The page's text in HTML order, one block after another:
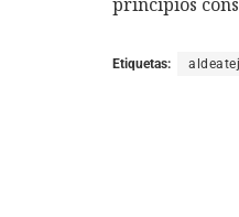
Etiquetas: